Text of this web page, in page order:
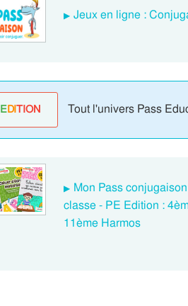
Jeux en ligne :
DITION Tout l'univers Pass
Mon Pass
classe - PE Edition :
11ème Harmos